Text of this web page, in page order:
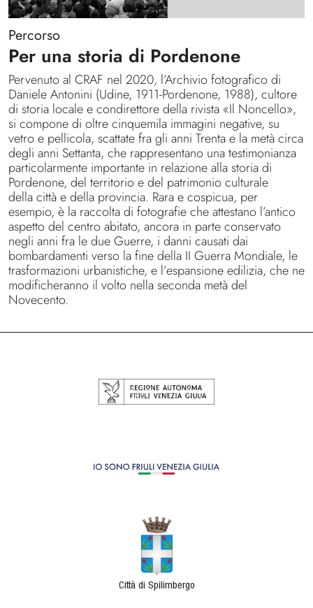
Percorso
Per una storia di Pordenone
Pervenuto al CRAF nel 2020, l’Archivio fotografico di
Daniele Antonini (Udine, 1911-Pordenone, 1988), cultore
di storia locale e condirettore della rivista «Il Noncello»,
si compone di oltre cinquemila immagini negative, su
vetro e pellicola, scattate fra gli anni Trenta e la metà circa
degli anni Settanta, che rappresentano una testimonianza
particolarmente importante in relazione alla storia di
Pordenone, del territorio e del patrimonio culturale
della città e della provincia. Rara e cospicua, per
esempio, è la raccolta di fotografie che attestano l’antico
aspetto del centro abitato, ancora in parte conservato
negli anni fra le due Guerre, i danni causati dai
bombardamenti verso la fine della II Guerra Mondiale, le
trasformazioni urbanistiche, e l’espansione edilizia, che ne
modificheranno il volto nella seconda metà del
Novecento.
Città di Spilimbergo